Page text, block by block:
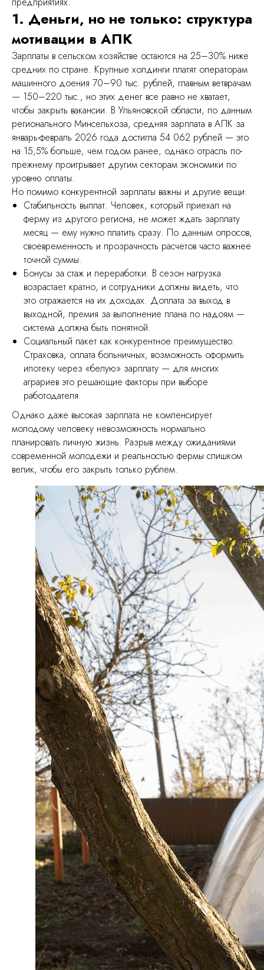
1. Деньги, но не только: структура
мотивации в АПК
Зарплаты в сельском хозяйстве остаются на 25–30% ниже
средних по стране. Крупные холдинги платят операторам
машинного доения 70–90 тыс. рублей, главным ветврачам
— 150–220 тыс., но этих денег все равно не хватает,
чтобы закрыть вакансии. В Ульяновской области, по данным
регионального Минсельхоза, средняя зарплата в АПК за
январь-февраль 2026 года достигла 54 062 рублей — это
на 15,5% больше, чем годом ранее, однако отрасль по-
прежнему проигрывает другим секторам экономики по
уровню оплаты.
Но помимо конкурентной зарплаты важны и другие вещи:
Стабильность выплат. Человек, который приехал на
ферму из другого региона, не может ждать зарплату
месяц — ему нужно платить сразу. По данным опросов,
своевременность и прозрачность расчетов часто важнее
точной суммы.
Бонусы за стаж и переработки. В сезон нагрузка
возрастает кратно, и сотрудники должны видеть, что
это отражается на их доходах. Доплата за выход в
выходной, премия за выполнение плана по надоям —
система должна быть понятной.
Социальный пакет как конкурентное преимущество.
Страховка, оплата больничных, возможность оформить
ипотеку через «белую» зарплату — для многих
аграриев это решающие факторы при выборе
работодателя.
Однако даже высокая зарплата не компенсирует
молодому человеку невозможность нормально
планировать личную жизнь. Разрыв между ожиданиями
современной молодежи и реальностью фермы слишком
велик, чтобы его закрыть только рублем.